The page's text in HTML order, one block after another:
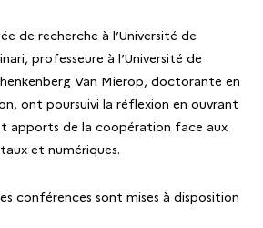
de recherche à l’Université de
professeure à l’Université de
Van Mierop, doctorante en
ont poursuivi la réflexion en ouvrant
apports de la coopération face aux
et numériques.
conférences sont mises à disposition